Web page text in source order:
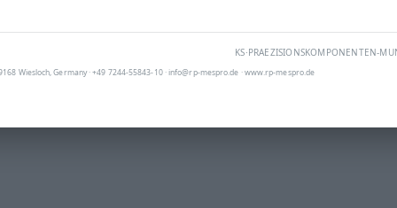
KS·PRAEZISIONSKOMPONENTEN-
Wiesloch, Germany · +49 7244-55843-10 · info@rp-mespro.de · www.rp-mespro.de